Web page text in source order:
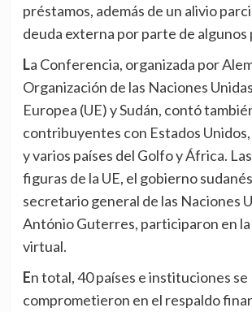
préstamos, además de un alivio
deuda externa por parte de algunos
La Conferencia, organizada por Alemania, la
Organización de las Naciones
Europea (UE) y Sudán, contó
contribuyentes con Estados
y varios países del Golfo y África.
figuras de la UE, el gobierno
secretario general de las Naciones
António Guterres, participaron en
virtual.
En total, 40 países e instituciones se
comprometieron en el respaldo